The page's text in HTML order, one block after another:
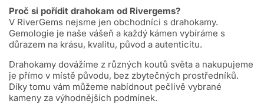
Proč si pořídit drahokam od Rivergems?
V RiverGems nejsme jen obchodníci s drahokamy.
Gemologie je naše vášeň a každý kámen vybíráme s
důrazem na krásu, kvalitu, původ a autenticitu.
Drahokamy dovážíme z různých koutů světa a nakupujeme
je přímo v místě původu, bez zbytečných prostředníků.
Díky tomu vám můžeme nabídnout pečlivě vybrané
kameny za výhodnějších podmínek.